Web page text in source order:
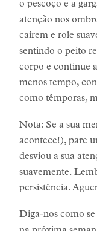
o pescoço e a
atenção nos
caírem e role
sentindo o peito
corpo e continue
menos tempo,
como têmporas,
Nota: Se a sua
acontece!), pare
desviou a sua
suavemente.
persistência.
Diga-nos como se